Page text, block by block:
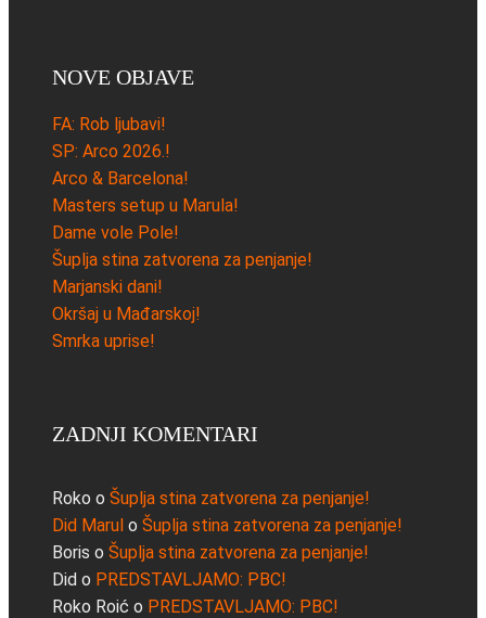
NOVE OBJAVE
FA: Rob ljubavi!
SP: Arco 2026.!
Arco & Barcelona!
Masters setup u Marula!
Dame vole Pole!
Šuplja stina zatvorena za penjanje!
Marjanski dani!
Okršaj u Mađarskoj!
Smrka uprise!
ZADNJI KOMENTARI
Roko o Šuplja stina zatvorena za penjanje!
Did Marul o Šuplja stina zatvorena za penjanje!
Boris o Šuplja stina zatvorena za penjanje!
Did o PREDSTAVLJAMO: PBC!
Roko Roić o PREDSTAVLJAMO: PBC!